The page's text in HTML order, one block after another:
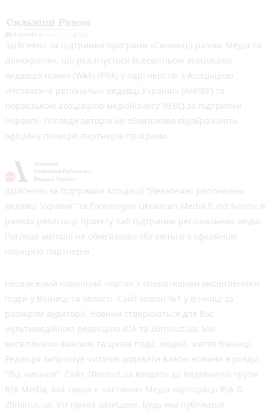
Здійснено за підтримки програми «Сильніші разом: Медіа та
Демократія», що реалізується Всесвітньою асоціацією
видавців новин (WAN-IFRA) у партнерстві з Асоціацією
«Незалежні регіональні видавці України» (АНРВУ) та
Норвезькою асоціацією медіабізнесу (MBL) за підтримки
Норвегії. Погляди авторів не обов’язково відображають
офіційну позицію партнерів програми.
Здійснено за підтримки Асоціації “Незалежні регіональні
видавці України” та Foreningen Ukrainian Media Fund Nordic в
рамках реалізації проєкту Хаб підтримки регіональних медіа.
Погляди авторів не обов'язково збігаються з офіційною
позицією партнерів
Незалежний новинний портал з оперативним висвітленням
подій у Вінниці та області. Сайт новин №1 у Вінниці за
розміром аудиторії. Новини створюються для Вас
мультимедійною редакцією RIA та 20minut.ua. Ми
висвітлюємо важливі та цікаві події, людей, життя Вінниці.
Редакція запрошує читачів додавати власні новини в розділ
"Від читачів". Сайт 20minut.ua входить до видавничої групи
RIA Media, яка також є частиною Медіа корпорації RIA ©
20minut.ua. Усі права захищені. Будь-яка публiкацiя,